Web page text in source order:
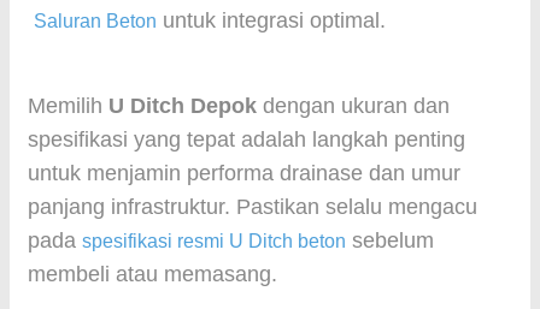
Saluran Beton untuk integrasi optimal.
Memilih U Ditch Depok dengan ukuran dan
spesifikasi yang tepat adalah langkah penting
untuk menjamin performa drainase dan umur
panjang infrastruktur. Pastikan selalu mengacu
pada spesifikasi resmi U Ditch beton sebelum
membeli atau memasang.